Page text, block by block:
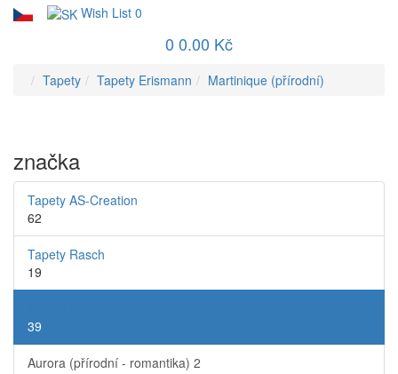
Wish List 0
0 0.00 Kč
Tapety Tapety Erismann Martinique (přírodní)
značka
Tapety AS-Creation
62
Tapety Rasch
19
39
Aurora (přírodní - romantika) 2